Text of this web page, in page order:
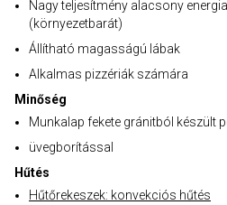
Nagy teljesítmény alacsony
(környezetbarát)
Állítható magasságú lábak
Alkalmas pizzériák számára
Minőség
Munkalap fekete gránitból készült
üvegborítással
Hűtés
Hűtőrekeszek: konvekciós hűtés